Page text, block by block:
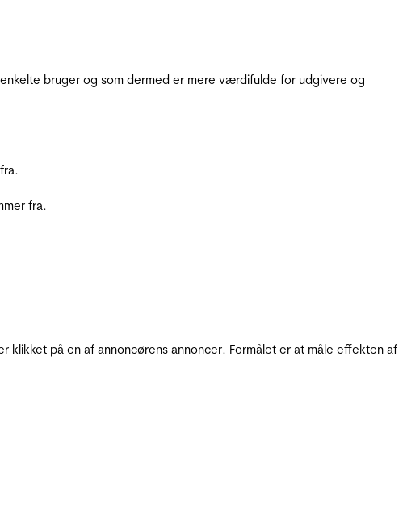
bruger og som dermed er mere værdifulde for udgivere og
fra.
på en af annoncørens annoncer. Formålet er at måle effekten af